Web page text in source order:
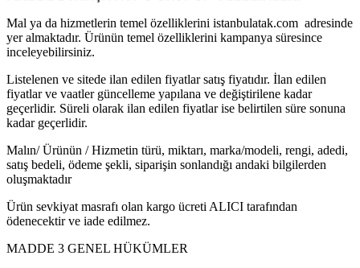
Mal ya da hizmetlerin temel özelliklerini istanbulatak.com adresinde
yer almaktadır. Ürünün temel özelliklerini kampanya süresince
inceleyebilirsiniz.
Listelenen ve sitede ilan edilen fiyatlar satış fiyatıdır. İlan edilen
fiyatlar ve vaatler güncelleme yapılana ve değiştirilene kadar
geçerlidir. Süreli olarak ilan edilen fiyatlar ise belirtilen süre sonuna
kadar geçerlidir.
Malın/ Ürünün / Hizmetin türü, miktarı, marka/modeli, rengi, adedi,
satış bedeli, ödeme şekli, siparişin sonlandığı andaki bilgilerden
oluşmaktadır
Ürün sevkiyat masrafı olan kargo ücreti ALICI tarafından
ödenecektir ve iade edilmez.
MADDE 3 GENEL HÜKÜMLER